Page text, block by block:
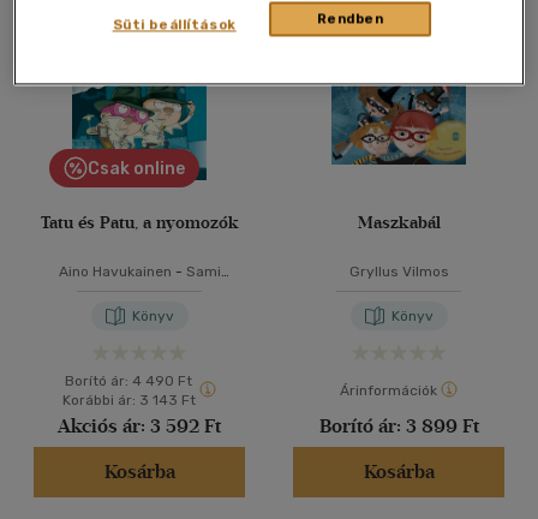
Csak online
Tatu és Patu, a nyomozók
Aino Havukainen - Sami
Könyv
Borító ár: 4 490 Ft
Korábbi ár: 3 143 Ft
Akciós ár: 3 592 Ft
Kosárba
Maszkabál
Gryllus Vilmos
Könyv
Árinformációk
Borító ár: 3 899 Ft
Kosárba
Rendben
Süti beállítások